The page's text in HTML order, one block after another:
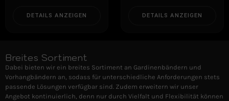
DETAILS ANZEIGEN DETAILS ANZEIGEN
Breites Sortiment
Dabei bieten wir ein breites Sortiment an Gardinenbändern und
Vorhangbändern an, sodass für unterschiedliche Anforderungen stets
passende Lösungen verfügbar sind. Zudem erweitern wir unser
Angebot kontinuierlich, denn nur durch Vielfalt und Flexibilität können